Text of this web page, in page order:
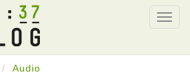
37
Audio